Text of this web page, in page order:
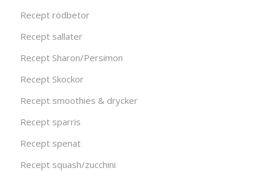
Recept rödbetor
Recept sallater
Recept Sharon/Persimon
Recept Skockor
Recept smoothies & drycker
Recept sparris
Recept spenat
Recept squash/zucchini